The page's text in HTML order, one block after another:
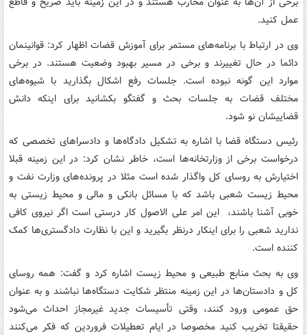
عمل کنید.
وی در ارتباط با برنامه‌های مستمر برای آموزش قضات اظهار کرد: قوانینمان
دائما در حال تغییرند و برخی در مسیر بهبود وضعیت هستند. در برخی
موارد این گونه نبوده است. جلسات رفع اشکال بگذارید با شیوه‌های
مختلف قضات به جلسات بحث و گفتگو بکشانید برای اینکه دانش
قضاییشان نو شود.
رئیس دستگاه قضا با اشاره به تشکیل دادگاه‌ها و دادسراهای تخصصی که
درخواست برخی از وزارتخانه‌ها است، خاطر نشان کرد: در این زمینه قبلا
اختیارش به روسای کل واگذار شده است مثلا در پرونده‌های وزارت نفت و
محیط زیست شعبی باشد که با مسائل بانکی و مالی و محیط زیستی به
خوبی آشنا باشند، این امر علی الاصول کار درستی است اگر نیروی کافی
ندارید شعبی را برای اینکار درنظر بگیرید و این با نظارت دادگستری‌ها کمک
کننده است.
وی به بحث منابع طبیعی و محیط زیست اشاره کرد و گفت: همه روسای
کل و دادستان‌ها در این زمینه منتظر شکایت دستگاه‌ها نباشند و به عنوان
حق عمومی ورود کنند، وقتی تأسیسات جدید غیرمجاز احداث می‌شود
حقیقتا تخریب کنید مخصوصا در ایام تعطیلات فروردین که فکر می‌کنند